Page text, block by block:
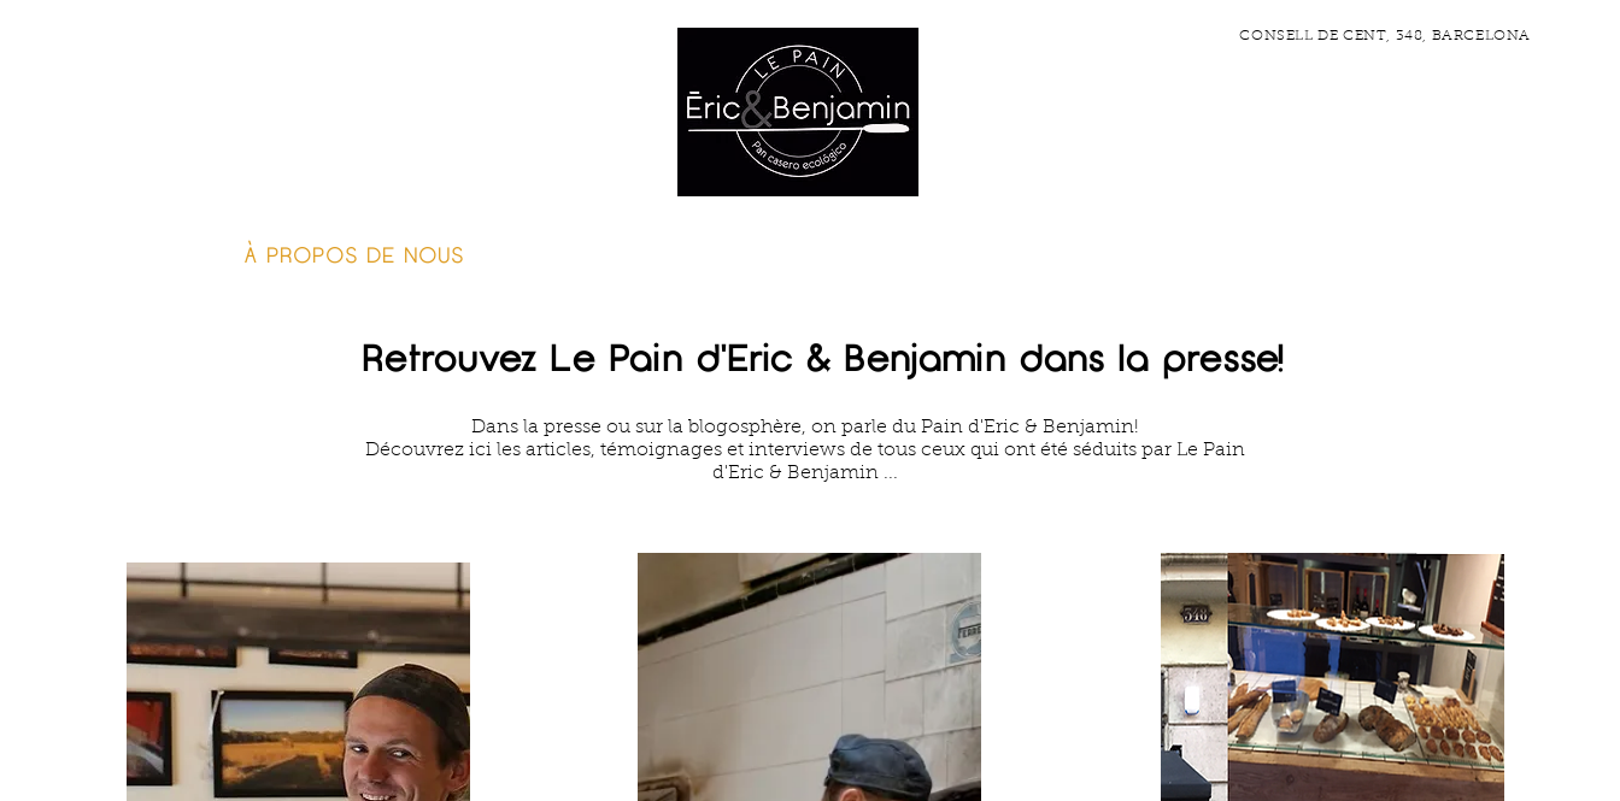
CONSELL DE CENT, 348, BARCELONA
À PROPOS DE NOUS
Retrouvez Le Pain d'Eric & Benjamin dans la presse!
Dans la presse ou sur la blogosphère, on parle du Pain d'Eric & Benjamin!
Découvrez ici les articles, témoignages et interviews de tous ceux qui ont été séduits par Le Pain
d'Eric & Benjamin ...